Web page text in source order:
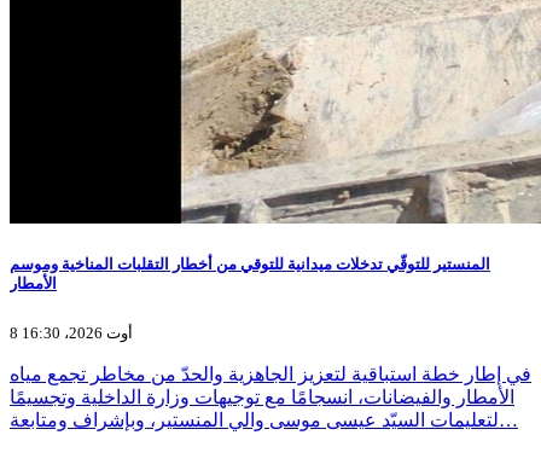
المنستير للتوقّي تدخلات ميدانية للتوقي من أخطار التقلبات المناخية وموسم
الأمطار
8 أوت 2026، 16:30
في إطار خطة استباقية لتعزيز الجاهزية والحدّ من مخاطر تجمع مياه
الأمطار والفيضانات، انسجامًا مع توجيهات وزارة الداخلية وتجسيمًا
لتعليمات السيّد عيسى موسى والي المنستير، وبإشراف ومتابعة…